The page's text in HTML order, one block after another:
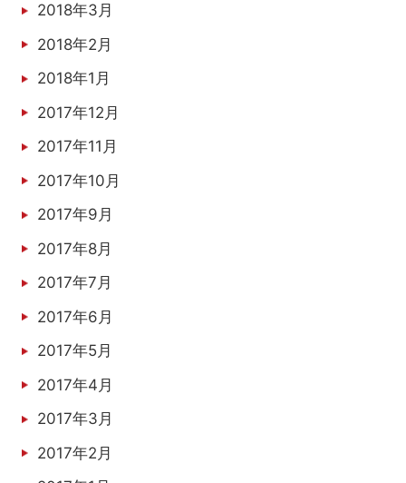
2018年3月
2018年2月
2018年1月
2017年12月
2017年11月
2017年10月
2017年9月
2017年8月
2017年7月
2017年6月
2017年5月
2017年4月
2017年3月
2017年2月